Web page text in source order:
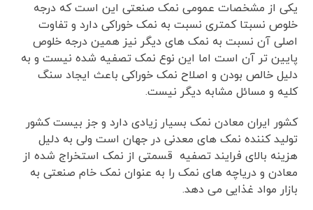
یکی از مشخصات عمومی نمک صنعتی این است که درجه
خلوص نسبتا کمتری نسبت به نمک خوراکی دارد و تفاوت
اصلی آن نسبت به نمک های دیگر نیز همین درجه خلوص
پایین تر آن است اما این نوع نمک تصفیه شده نیست و به
دلیل خالص بودن و اصلاح نمک خوراکی باعث ایجاد سنگ
کلیه و مسائل مشابه دیگر نیست.
کشور ایران معادن نمک بسیار زیادی دارد و جز بیست کشور
تولید کننده نمک های معدنی در جهان است ولی به دلیل
هزینه بالای فرایند تصفیه قسمتی از نمک استخراج شده از
معادن و دریاچه های نمک را به عنوان نمک خام صنعتی به
بازار مواد غذایی می دهد.